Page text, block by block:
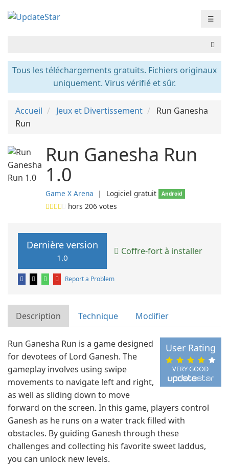
☰
Tous les téléchargements gratuits. Fichiers originaux
uniquement. Virus vérifié et sûr.
Accueil Jeux et Divertissement
Run Ganesha
Run
Run Ganesha Run
1.0
Game X Arena ❘ Logiciel gratuit Android
hors 206 votes
Dernière version
1.0
Coffre-fort à installer
Report a Problem
Description Technique Modifier
VERY GOOD
User Rating
Run Ganesha Run is a game designed
for devotees of Lord Ganesh. The
gameplay involves using swipe
movements to navigate left and right,
as well as sliding down to move
forward on the screen. In this game, players control
Ganesh as he runs on a water track filled with
obstacles. By guiding Ganesh through these
challenges and collecting his favorite sweet laddus,
you can unlock new levels.